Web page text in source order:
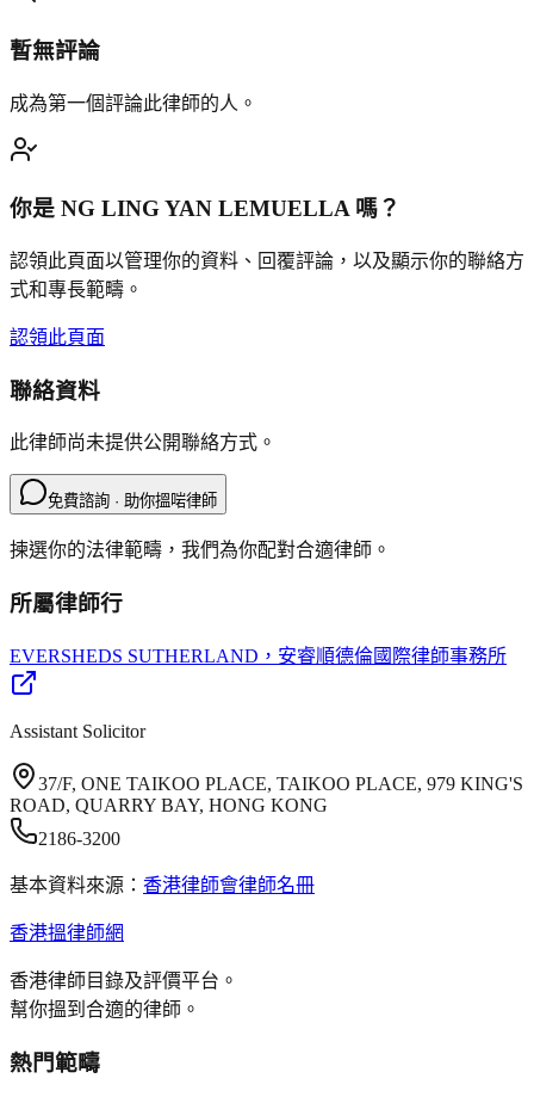
暫無評論
成為第一個評論此律師的人。
你是 NG LING YAN LEMUELLA嗎？
認領此頁面以管理你的資料、回覆評論，以及顯示你的聯絡方
式和專長範疇。
認領此頁面
聯絡資料
此律師尚未提供公開聯絡方式。
免費諮詢 · 助你搵啱律師
揀選你的法律範疇，我們為你配對合適律師。
所屬律師行
EVERSHEDS SUTHERLAND ，安睿順德倫國際律師事務所
Assistant Solicitor
37/F, ONE TAIKOO PLACE, TAIKOO PLACE, 979 KING'S
ROAD, QUARRY BAY, HONG KONG
2186-3200
基本資料來源： 香港律師會律師名冊
香港搵律師網
香港律師目錄及評價平台。
幫你搵到合適的律師。
熱門範疇